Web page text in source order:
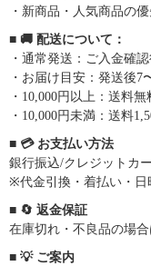
・新商品・人気商品の
■ 🚚 配送について：
・通常発送：ご入金確
・お届け目安：発送後7
・10,000円以上：送料
・10,000円未満：送料
■ 💳 お支払い方法
銀行振込/クレジットカ
※代金引換・着払い・日
■ 🔄 返金保証
在庫切れ・不良品の場
■ 💡 ご案内